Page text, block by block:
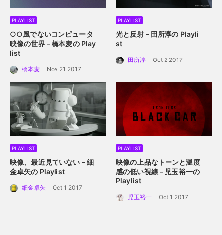
PLAYLIST
○○風でないコンピュータ
映像の世界 – 橋本麦の Play
list
橋本麦 Nov 21 2017
PLAYLIST
光と反射 – 田所淳の Playli
st
田所淳 Oct 2 2017
PLAYLIST
映像、最近見ていない – 細
金卓矢の Playlist
細金卓矢 Oct 1 2017
PLAYLIST
映像の上品なトーンと温度
感の低い視線 – 児玉裕一の
Playlist
児玉裕一 Oct 1 2017